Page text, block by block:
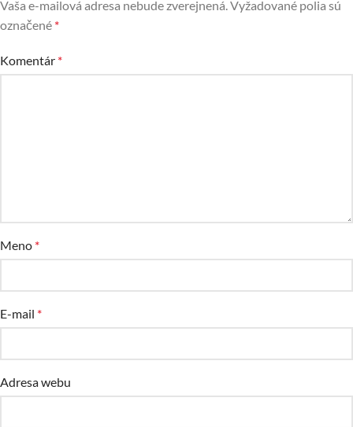
Vaša e-mailová adresa nebude zverejnená. Vyžadované polia sú
označené *
Komentár *
Meno *
E-mail *
Adresa webu